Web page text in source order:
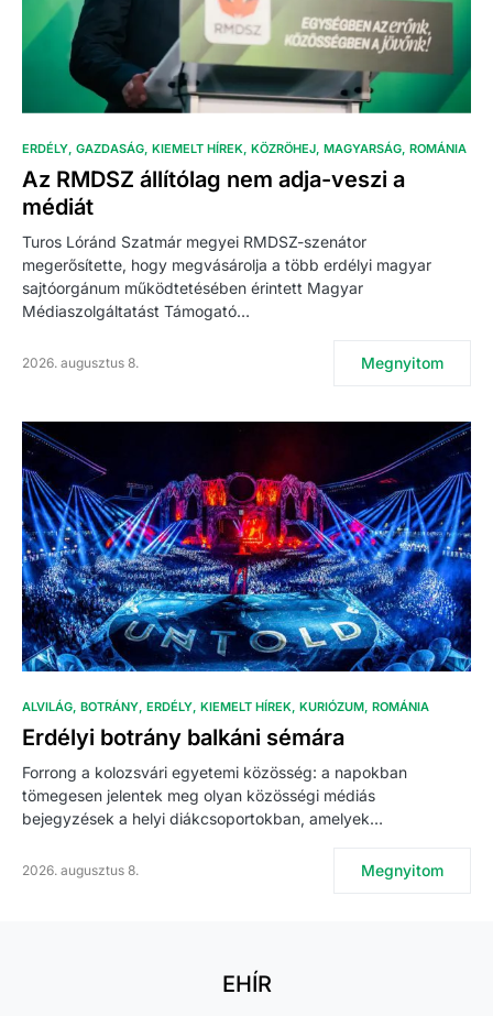
ERDÉLY GAZDASÁG KIEMELT HÍREK KÖZRÖHEJ MAGYARSÁG ROMÁNIA
Az RMDSZ állítólag nem adja-veszi a
médiát
Turos Lóránd Szatmár megyei RMDSZ-szenátor
megerősítette, hogy megvásárolja a több erdélyi magyar
sajtóorgánum működtetésében érintett Magyar
Médiaszolgáltatást Támogató…
2026. augusztus 8. Megnyitom
ALVILÁG BOTRÁNY ERDÉLY KIEMELT HÍREK KURIÓZUM ROMÁNIA
Erdélyi botrány balkáni sémára
Forrong a kolozsvári egyetemi közösség: a napokban
tömegesen jelentek meg olyan közösségi médiás
bejegyzések a helyi diákcsoportokban, amelyek…
2026. augusztus 8. Megnyitom
EHÍR